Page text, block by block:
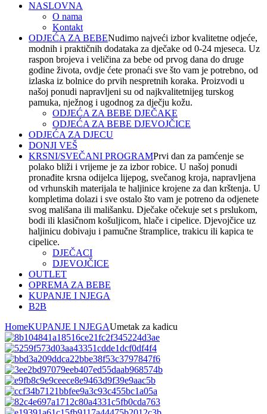
NASLOVNA
O nama
Kontakt
ODJEĆA ZA BEBENudimo najveći izbor kvalitetne odjeće,
modnih i praktičnih dodataka za dječake od 0-24 mjeseca. Uz
raspon brojeva i veličina za bebe od prvog dana do druge
godine života, ovdje ćete pronaći sve što vam je potrebno, od
izlaska iz bolnice do prvih nespretnih koraka. Proizvodi u
našoj ponudi napravljeni su od najkvalitetnijeg turskog
pamuka, nježnog i ugodnog za dječju kožu.
ODJEĆA ZA BEBE DJEČAKE
ODJEĆA ZA BEBE DJEVOJČICE
ODJEĆA ZA DJECU
DONJI VEŠ
KRSNI/SVEČANI PROGRAMPrvi dan za pamćenje se
polako bliži i vrijeme je za izbor robice. U našoj ponudi
pronađite krsna odijelca lijepog, svečanog kroja, napravljena
od vrhunskih materijala te haljinice krojene za dan krštenja. U
kompletima dolazi i sve ostalo što vam je potreno da odjenete
svog mališana ili mališanku. Dječake očekuje set s prslukom,
bodi ili klasičnom košuljicom, hlače i cipelice. Djevojčice uz
haljinicu dobivaju i pamučne štramplice, trakicu ili kapica te
cipelice.
DJEČACI
DJEVOJČICE
OUTLET
OPREMA ZA BEBE
KUPANJE I NJEGA
B2B
HomeKUPANJE I NJEGAUmetak za kadicu